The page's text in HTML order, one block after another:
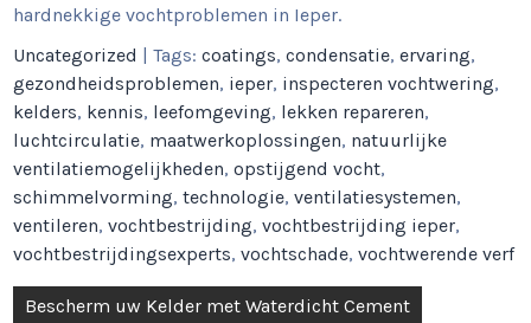
hardnekkige vochtproblemen in Ieper.
Uncategorized
| Tags:coatings,condensatie,ervaring,
gezondheidsproblemen, ieper, inspecteren vochtwering,
kelders, kennis, leefomgeving, lekken repareren,
luchtcirculatie, maatwerkoplossingen, natuurlijke
ventilatiemogelijkheden,opstijgend vocht,
schimmelvorming,technologie,ventilatiesystemen,
ventileren,vochtbestrijding,vochtbestrijding ieper,
vochtbestrijdingsexperts,vochtschade,vochtwerende verf
Berichtnavigatie
Bescherm uw Kelder met Waterdicht Cement